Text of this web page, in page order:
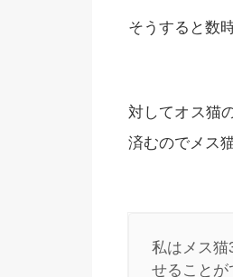
そうすると数
対してオス猫
済むのでメス
私はメス猫
せることが